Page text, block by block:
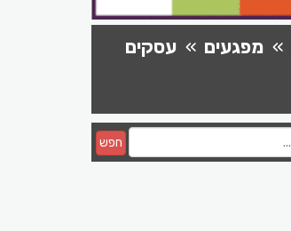
מפגעים
עסקים
חפש